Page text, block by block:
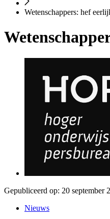
Wetenschappers: hef
Gepubliceerd op: 20 september
Nieuws